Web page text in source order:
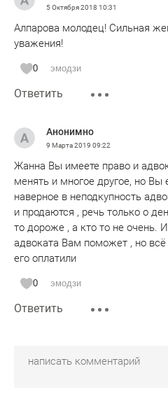
5 Октября 2018 10:31
Алпарова молодец! Сильная
уважения!
0 эмодзи
Ответить
Анонимно
9 Марта 2019 09:22
Жанна Вы имеете право и
менять и многое другое, но
наверное в неподкупность
и продаются , речь только о
то дороже , а кто то не очень.
адвоката Вам поможет , но
его оплатили
0 эмодзи
Ответить